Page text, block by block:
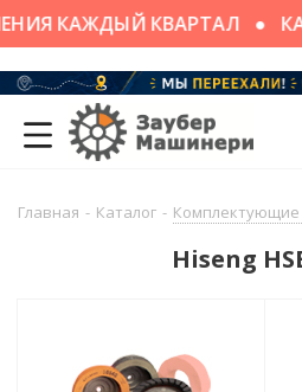
КАЖДЫЙ КВАРТАЛ
Главная - Каталог - Комплектующие
Hiseng